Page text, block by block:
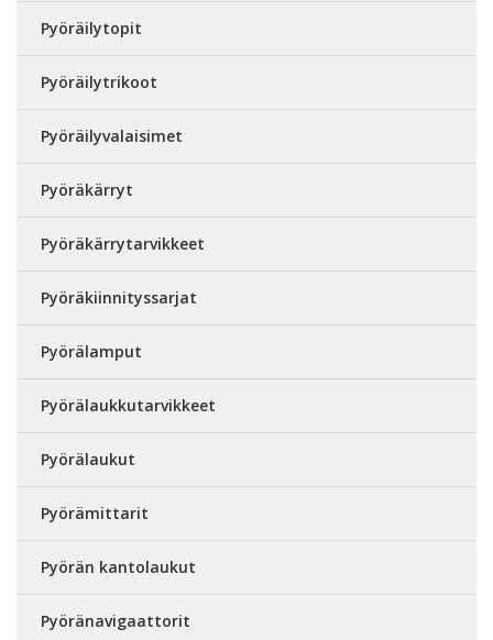
Pyöräilytopit
Pyöräilytrikoot
Pyöräilyvalaisimet
Pyöräkärryt
Pyöräkärrytarvikkeet
Pyöräkiinnityssarjat
Pyörälamput
Pyörälaukkutarvikkeet
Pyörälaukut
Pyörämittarit
Pyörän kantolaukut
Pyöränavigaattorit